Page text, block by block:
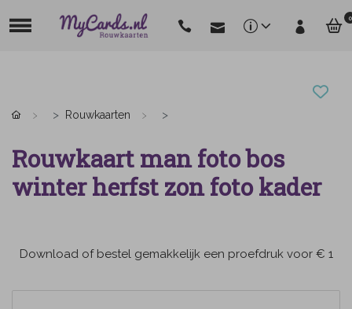
0
Rouwkaarten
Rouwkaart man foto bos
winter herfst zon foto kader
Download of bestel gemakkelijk een proefdruk voor € 1